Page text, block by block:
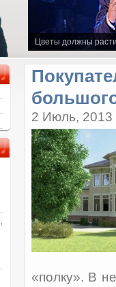
Цветы должны
2 Июль, 2013
«полку». В